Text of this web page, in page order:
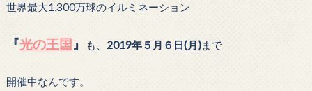
世界最大1,300万球のイルミネーション
『光の王国 』 も、 2019年５月６日(月)まで
開催中なんです。